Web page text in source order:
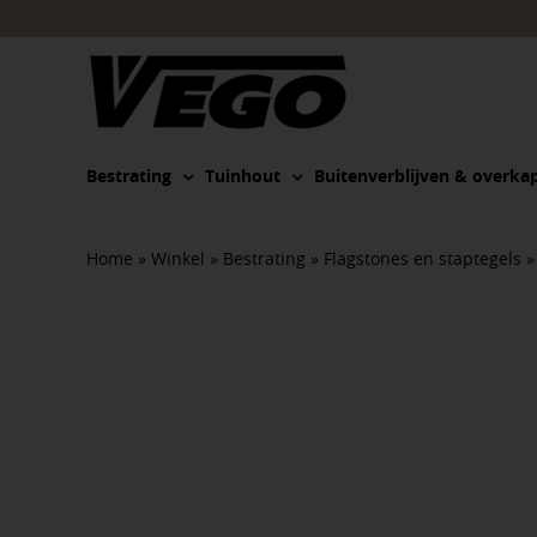
Bestrating Tuinhout Buitenverblijven &
Home » Winkel » Bestrating » Flagstones en staptegels »